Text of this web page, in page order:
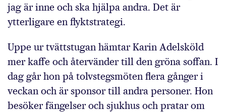
jag är inne och ska hjälpa andra. Det är
ytterligare en flyktstrategi.
Uppe ur tvättstugan hämtar Karin Adelsköld
mer kaffe och återvänder till den gröna soffan. I
dag går hon på tolvstegsmöten flera gånger i
veckan och är sponsor till andra personer. Hon
besöker fängelser och sjukhus och pratar om